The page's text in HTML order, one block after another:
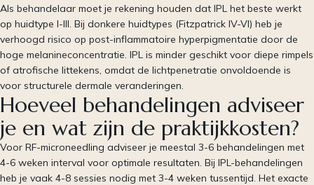
Als behandelaar moet je rekening houden dat IPL het beste werkt
op huidtype I-III. Bij donkere huidtypes (Fitzpatrick IV-VI) heb je
verhoogd risico op post-inflammatoire hyperpigmentatie door de
hoge melanineconcentratie. IPL is minder geschikt voor diepe rimpels
of atrofische littekens, omdat de lichtpenetratie onvoldoende is
voor structurele dermale veranderingen.
Hoeveel behandelingen adviseer
je en wat zijn de praktijkkosten?
Voor RF-microneedling adviseer je meestal 3-6 behandelingen met
4-6 weken interval voor optimale resultaten. Bij IPL-behandelingen
heb je vaak 4-8 sessies nodig met 3-4 weken tussentijd. Het exacte